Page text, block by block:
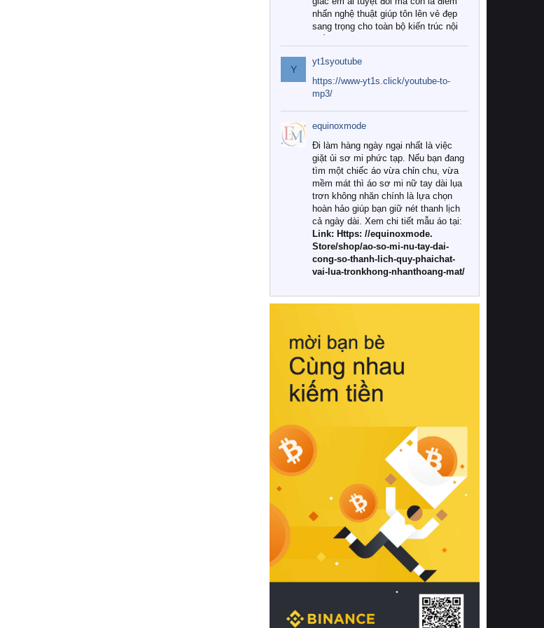
nhấn nghệ thuật giúp tôn lên vẻ đẹp
sang trọng cho toàn bộ kiến trúc nội
Tuy nhiên, giữa thị trường đa dạng
với vô vàn thương hiệu và mẫu mã
như hiện nay, làm thế nào để chọn
được những bộ chăn ga gối đệm cao
cấp thực sự chất lượng, phù hợp với
khí hậu và nhu cầu sử dụng của gia
đình? Hãy cùng chúng tôi đi tìm lời
giải đáp chi tiết qua bài viết dưới đây.
1. Tại sao các gia đình hiện đại lại ưa
chuộng chăn ga gối đệm cao cấp?
Khác với các dòng sản phẩm thông
thường, những bộ chăn ga gối đệm
cao cấp trải qua quy trình sản xuất
nghiêm ngặt từ khâu chọn lọc nguyên
liệu tự nhiên đến công nghệ dệt
nhuộm hiện đại không chứa hóa chất
này, bạn sẽ cảm nhận rõ rệt sự khác
hồi chuẩn xác của phần đệm nâng đỡ
cột sống.
Bên cạnh đó, việc lựa chọn các dòng
sản phẩm đạt chuẩn chất lượng quốc
tế còn giúp ngăn ngừa tình trạng kích
khuẩn và nấm mốc trong điều kiện
thời tiết nóng ẩm. Bạn có thể tìm hiểu
thêm các nghiên cứu khoa học về tác
động của giấc ngủ và môi trường
phòng ngủ đối với sức khỏe con
người tại Sleep Foundation (External
Link) để có cái nhìn toàn diện hơn.
2. Các tiêu chí vàng khi lựa chọn
chăn ga gối đệm cao cấp cho phòng
ngủ
Để sở hữu một bộ chăn ga gối đệm
cao cấp hoàn hảo cả về thẩm mỹ lẫn
công năng, người tiêu dùng cần cân
nhắc kỹ lưỡng các tiêu chí quan trọng
Y
yt1syoutube
https://www-yt1s.click/youtube-to-
mp3/
equinoxmode
Đi làm hàng ngày ngại nhất là việc
giặt ủi sơ mi phức tạp. Nếu bạn đang
tìm một chiếc áo vừa chỉn chu, vừa
mềm mát thì áo sơ mi nữ tay dài lụa
trơn không nhăn chính là lựa chọn
hoàn hảo giúp bạn giữ nét thanh lịch
cả ngày dài. Xem chi tiết mẫu áo tại:
Link: Https: //equinoxmode.
Store/shop/ao-so-mi-nu-tay-dai-
cong-so-thanh-lich-quy-phaichat-
vai-lua-tronkhong-nhanthoang-mat/